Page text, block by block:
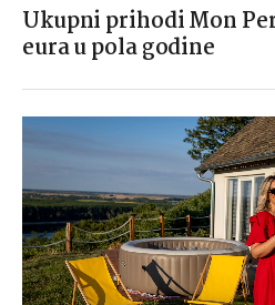
Ukupni prihodi Mon
eura u pola godine